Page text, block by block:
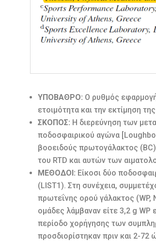
ΥΠΟΒΑΘΡΟ: Ο ρυθμός
ετοιμότητα και την εκτίμηση
ΣΚΟΠΟΣ: Η διερεύνηση των
ποδοσφαιρικού αγώνα
βοοειδούς πρωτογάλακτος
του RTD και αυτών των
ΜΕΘΟΔΟΙ: Είκοσι δύο
(LIST1). Στη συνέχεια,
πρωτεΐνης ορού γάλακτος
ομάδες λάμβαναν είτε 3,2 g WP
περίοδο χορήγησης των
προσδιορίστηκαν πριν και 2-72